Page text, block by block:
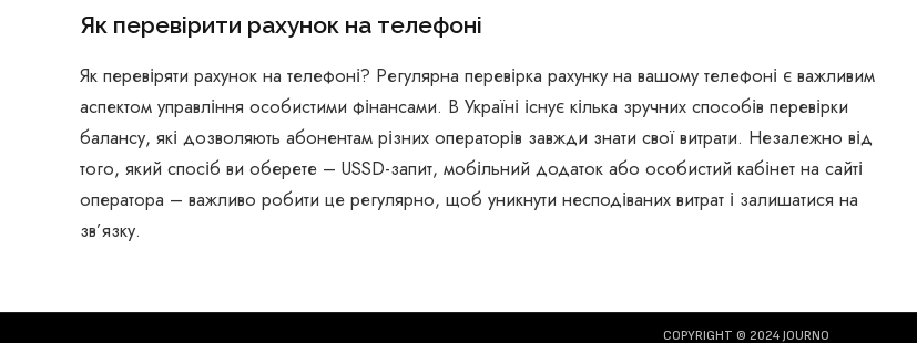
Як перевірити рахунок на телефоні
Як перевіряти рахунок на телефоні? Регулярна перевірка рахунку на вашому телефоні є важливим
аспектом управління особистими фінансами. В Україні існує кілька зручних способів перевірки
балансу, які дозволяють абонентам різних операторів завжди знати свої витрати. Незалежно від
того, який спосіб ви оберете – USSD-запит, мобільний додаток або особистий кабінет на сайті
оператора – важливо робити це регулярно, щоб уникнути несподіваних витрат і залишатися на
зв’язку.
COPYRIGHT © 2024 JOURNO